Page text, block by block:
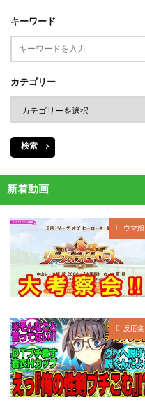
キーワード
カテゴリー
検索
新着動画
ウマ娘
反応集